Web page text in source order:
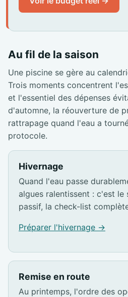
Au fil de la saison
Une piscine se gère au
Trois moments concentrent
et l'essentiel des dépenses
d'automne, la réouverture de
rattrapage quand l'eau a
protocole.
Hivernage
Quand l'eau passe
algues ralentissent : c'est le
passif, la check-list
Préparer l'hivernage →
Remise en route
Au printemps, l'ordre des